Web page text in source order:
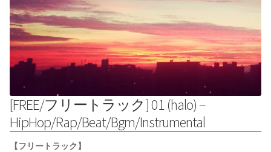
[FREE/フリートラック] 01 (halo) –
HipHop/Rap/Beat/Bgm/Instrumental
【フリートラック】